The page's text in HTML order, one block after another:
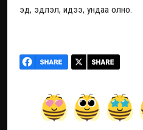
эд, эдлэл, идээ, ундаа олно.